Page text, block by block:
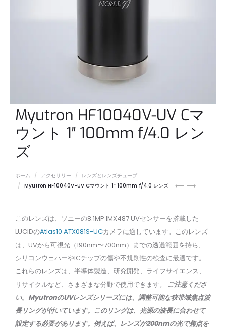
Myutron HF10040V-UV Cマ
ウント 1″ 100mm f/4.0 レン
ズ
ホーム アクセサリー
レンズとレンズチューブ
Myutron HF10040V-UV Cマウント 1″ 100mm f/4.0 レンズ
Myutron
C
ウ
ン
ト
50mm
f/3.5
レ
ン
Tamron
マ
ン
ト
1″
f/1.6
レ
ン
ズ
このレンズは、ソニーの8.1MP IMX487 UVセンサーを搭載した
LUCIDのAtlas10 ATX081S-UCカメラに適しています。このレンズ
は、UVから可視光（190nm〜700nm）までの透過範囲を持ち、
シリコンウェハーやICチップの傷や不規則性の検査に最適です。
これらのレンズは、半導体製造、研究開発、ライフサイエンス、
リサイクルなど、さまざまな分野で使用できます。
ご注意くださ
い。MyutronのUVレンズシリーズには、調整可能な狭帯域焦点波
長リングが付いています。このリングは、光源の波長に合わせて
設定する必要があります。例えば、レンズが200nmの光で焦点を